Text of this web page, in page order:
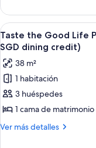
-
Premier
Courtyard
Room
(incl
$100
SGD
dining
credit)
the
Good
Life
Package
Premier
Courtyard
Room
(incl
$100
dining
Abrir
todas
las
fotos
de
Taste
the
Good
6
Taste the Good Life
SGD dining credit)
38 m²
1 habitación
3 huéspedes
1 cama de
Ver más detalles
Más